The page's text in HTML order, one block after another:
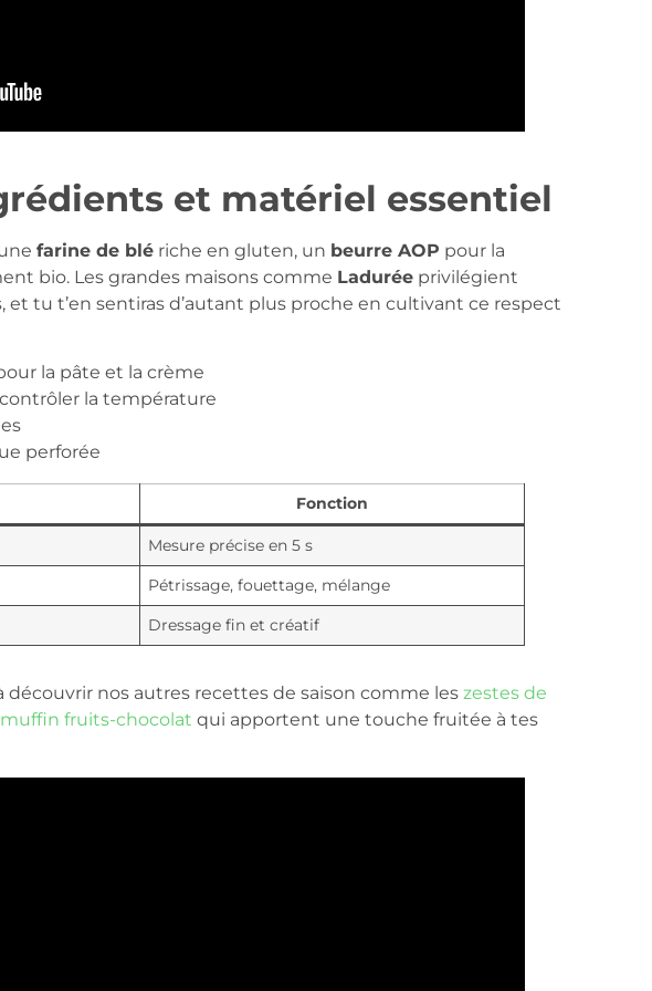
et matériel essentiel
farine de blériche en gluten, un beurre AOP pour la
bio. Les grandes maisons comme Laduréeprivilégient
tu t’en sentiras d’autant plus proche en cultivant ce respect
la pâte et la crème
la température
perforée
Fonction
Mesure précise en 5 s
Pétrissage, fouettage, mélange
Dressage fin et créatif
découvrir nos autres recettes de saison comme les zestes de
muffin fruits-chocolat qui apportent une touche fruitée à tes